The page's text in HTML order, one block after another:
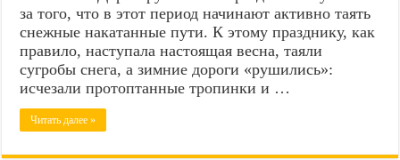
за того, что в этот период начинают активно таять
снежные накатанные пути. К этому празднику, как
правило, наступала настоящая весна, таяли
сугробы снега, а зимние дороги «рушились»:
исчезали протоптанные тропинки и …
Читать далее »